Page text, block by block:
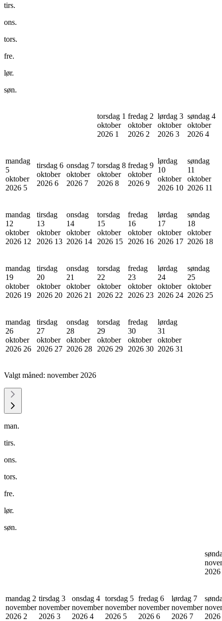
tirs.
ons.
tors.
fre.
lør.
søn.
torsdag 1
oktober
2026 1
fredag 2
oktober
2026 2
lørdag 3
oktober
2026 3
søndag 4
oktober
2026 4
mandag
5
oktober
2026 5
tirsdag 6
oktober
2026 6
onsdag 7
oktober
2026 7
torsdag 8
oktober
2026 8
fredag 9
oktober
2026 9
lørdag
10
oktober
2026 10
søndag
11
oktober
2026 11
mandag
12
oktober
2026 12
tirsdag
13
oktober
2026 13
onsdag
14
oktober
2026 14
torsdag
15
oktober
2026 15
fredag
16
oktober
2026 16
lørdag
17
oktober
2026 17
søndag
18
oktober
2026 18
mandag
19
oktober
2026 19
tirsdag
20
oktober
2026 20
onsdag
21
oktober
2026 21
torsdag
22
oktober
2026 22
fredag
23
oktober
2026 23
lørdag
24
oktober
2026 24
søndag
25
oktober
2026 25
mandag
26
oktober
2026 26
tirsdag
27
oktober
2026 27
onsdag
28
oktober
2026 28
torsdag
29
oktober
2026 29
fredag
30
oktober
2026 30
lørdag
31
oktober
2026 31
Valgt måned: november 2026
man.
tirs.
ons.
tors.
fre.
lør.
søn.
2026
mandag 2
november
2026 2
tirsdag 3
november
2026 3
onsdag 4
november
2026 4
torsdag 5
november
2026 5
fredag 6
november
2026 6
lørdag 7
november
2026 7
2026